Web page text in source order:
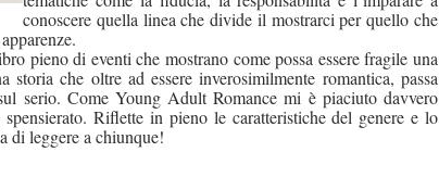
conoscere quella linea che divide il mostrarci per quello che
pieno di eventi che mostrano come possa essere fragile una
che oltre ad essere inverosimilmente romantica, passa
serio. Come Young Adult Romance mi è piaciuto davvero
Riflette in pieno le caratteristiche del genere e lo
di leggere a chiunque!